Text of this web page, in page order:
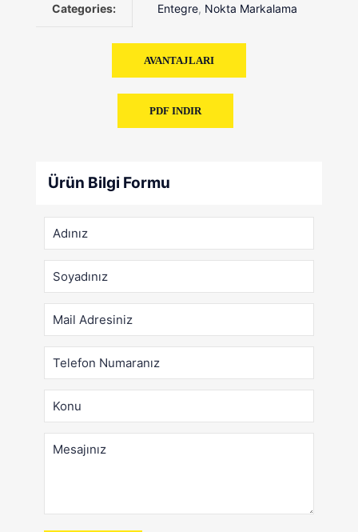
Categories: Entegre, Nokta Markalama
AVANTAJLARI
PDF INDIR
Ürün Bilgi Formu